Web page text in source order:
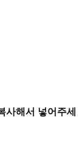
사해서 넣어주세